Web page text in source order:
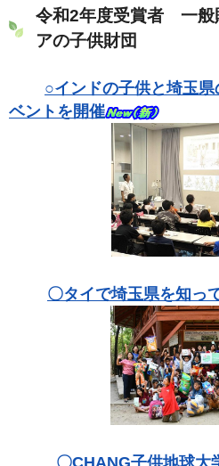
令和2年度受賞者 一般
アの子供財団
○インドの子供と埼玉
ベントを開催
〇タイで埼玉県を知っ